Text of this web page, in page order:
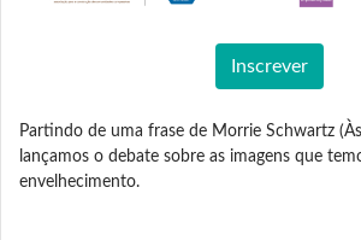
Inscrever
Partindo de uma frase de Morrie Schwartz
lançamos o debate sobre as imagens que
envelhecimento.